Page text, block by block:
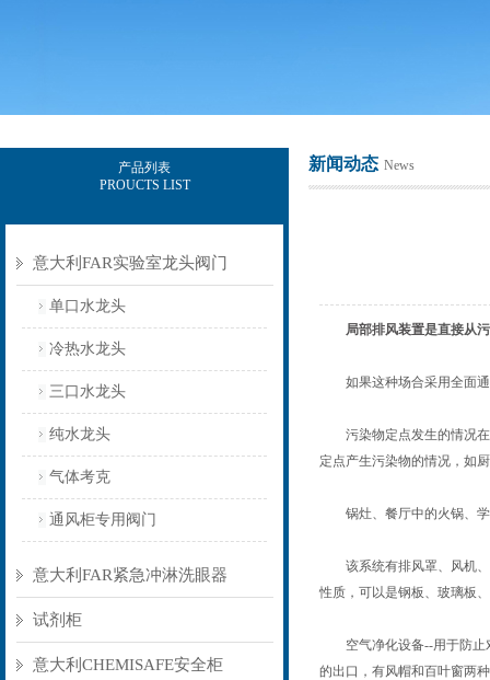
产品列表
PROUCTS LIST
意大利FAR实验室龙头阀门
单口水龙头
冷热水龙头
三口水龙头
纯水龙头
气体考克
通风柜专用阀门
意大利FAR紧急冲淋洗眼器
试剂柜
意大利CHEMISAFE安全柜
新闻动态 News
局部排风装置是直接从
如果这种场合采用全面通
污染物定点发生的情况在
定点产生污染物的情况，如
锅灶、餐厅中的火锅、学
该系统有排风罩、风机、
性质，可以是钢板、玻璃板
空气净化设备--用于防止对
的出口，有风帽和百叶窗两